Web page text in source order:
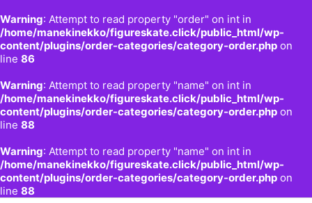
Warning: Attempt to read property "order" on int in
/home/manekinekko/figureskate.click/public_html/wp-
content/plugins/order-categories/category-order.php on
line 86
Warning: Attempt to read property "name" on int in
/home/manekinekko/figureskate.click/public_html/wp-
content/plugins/order-categories/category-order.php on
line 88
Warning: Attempt to read property "name" on int in
/home/manekinekko/figureskate.click/public_html/wp-
content/plugins/order-categories/category-order.php on
line 88